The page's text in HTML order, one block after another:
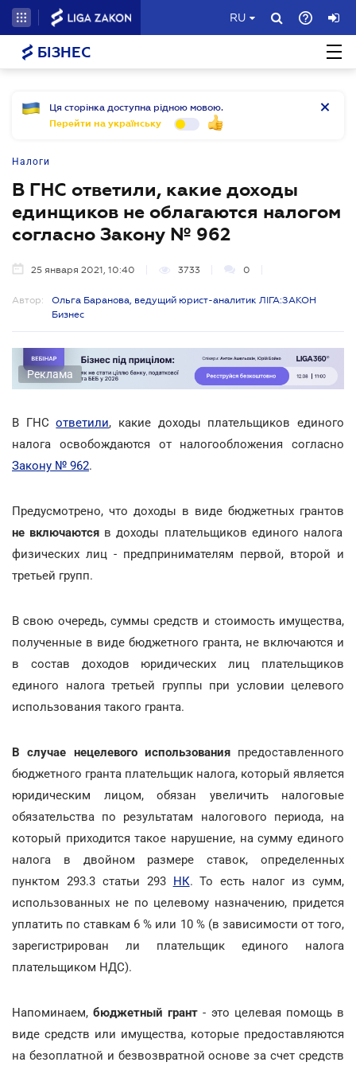
RU
БІЗНЕС
Ця сторінка доступна рідною мовою.
Перейти на українську
Налоги
В ГНС ответили, какие доходы
единщиков не облагаются налогом
согласно Закону № 962
25 января 2021, 10:40 3733 0
Автор:
Ольга Баранова, ведущий юрист-аналитик ЛІГА:ЗАКОН
Бизнес
Реклама
В ГНСответили, какие доходы плательщиков единого
налога освобождаются от налогообложения согласно
Закону № 962.
Предусмотрено, что доходы в виде бюджетных грантов
не включаются в доходы плательщиков единого налога
физических лиц - предпринимателям первой, второй и
третьей групп.
В свою очередь, суммы средств и стоимость имущества,
полученные в виде бюджетного гранта, не включаются и
в состав доходов юридических лиц плательщиков
единого налога третьей группы при условии целевого
использования такого гранта.
В случае нецелевого использованияпредоставленного
бюджетного гранта плательщик налога, который является
юридическим лицом, обязан увеличить налоговые
обязательства по результатам налогового периода, на
который приходится такое нарушение, на сумму единого
налога в двойном размере ставок, определенных
пунктом 293.3 статьи 293 НК. То есть налог из сумм,
использованных не по целевому назначению, придется
уплатить по ставкам 6 % или 10 % (в зависимости от того,
зарегистрирован ли плательщик единого налога
плательщиком НДС).
Напоминаем,бюджетный грант - это целевая помощь в
виде средств или имущества, которые предоставляются
на безоплатной и безвозвратной основе за счет средств